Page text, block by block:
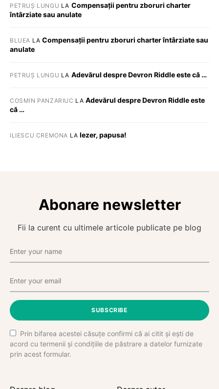
PETRUȘ LUNGU LA Compensații pentru zboruri charter
întârziate sau anulate
BLUEA LACompensații pentru zboruri charter întârziate sau
anulate
PETRUȘ LUNGU LA Adevărul despre Devron Riddle este că …
COSMIN PANZARIUC LA Adevărul despre Devron Riddle este
că …
ILIESCU CREMONA LA Iezer, papusa!
Abonare newsletter
Fii la curent cu ultimele articole publicate pe blog
SUBSCRIBE
Prin bifarea acestei căsuțe confirmi că ai citit și ești de
acord cu termenii și condițiile de păstrare a datelor furnizate
prin acest formular.